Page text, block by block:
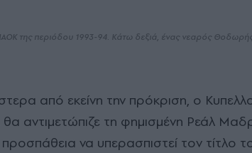
της περιόδου 1993-94. Κάτω δεξιά, ένας νεαρός
αντιμετώπιζε τη φημισμένη Ρεάλ
προσπάθεια να υπερασπιστεί τον τίτλο